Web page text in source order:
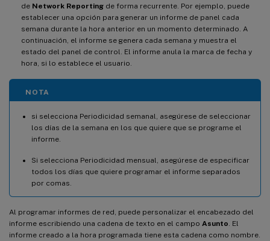
de Network Reporting de forma recurrente. Por ejemplo, puede
establecer una opción para generar un informe de panel cada
semana durante la hora anterior en un momento determinado. A
continuación, el informe se genera cada semana y muestra el
estado del panel de control. El informe anula la marca de fecha y
hora, si lo establece el usuario.
NOTA
si selecciona Periodicidad semanal, asegúrese de seleccionar
los días de la semana en los que quiere que se programe el
informe.
Si selecciona Periodicidad mensual, asegúrese de especificar
todos los días que quiere programar el informe separados
por comas.
Al programar informes de red, puede personalizar el encabezado del
informe escribiendo una cadena de texto en el campo Asunto . El
informe creado a la hora programada tiene esta cadena como nombre.